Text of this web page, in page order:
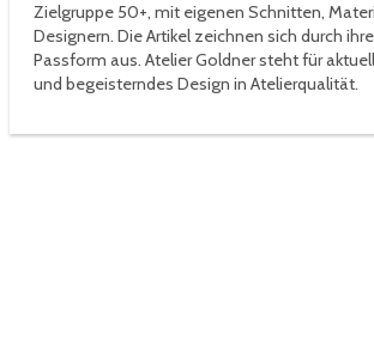
Zielgruppe 50+, mit eigenen Schnitten,
Designern. Die Artikel zeichnen sich durch
Passform aus. Atelier Goldner steht für
und begeisterndes Design in Atelierqualität.